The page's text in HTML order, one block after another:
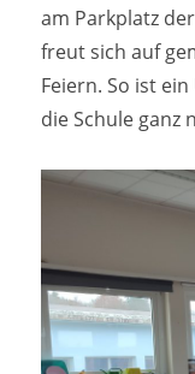
am Parkplatz
freut sich auf
Feiern. So ist
die Schule ganz